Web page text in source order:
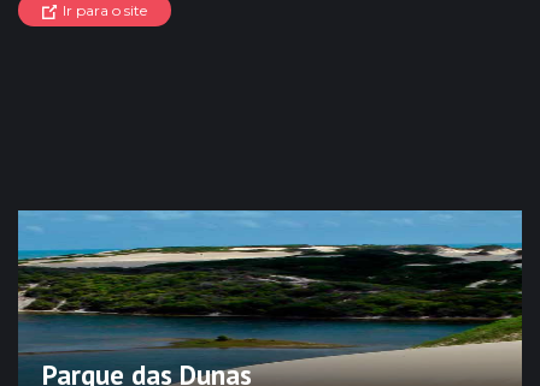
Ir para o site
Parque das Dunas